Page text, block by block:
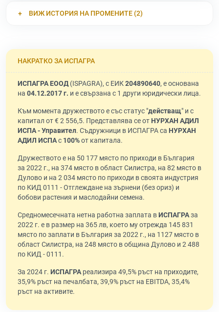
ВИЖ ИСТОРИЯ НА ПРОМЕНИТЕ (2)
НАКРАТКО ЗА ИСПАГРА
ИСПАГРА ЕООД(ISPAGRA), с ЕИК204890640, е основана
на 04.12.2017 г. и е свързана с 1 други юридически лица.
Към момента дружеството е със статус "действащ" и с
капитал от € 2 556,5. Представлява се от НУРХАН АДИЛ
ИСПА - Управител. Съдружници в ИСПАГРА са НУРХАН
АДИЛ ИСПАс 100%от капитала.
Дружеството е на 50 177 място по приходи в България
за 2022 г., на 374 място в област Силистра, на 82 място в
Дулово и на 2 034 място по приходи в своята индустрия
по КИД 0111 - Отглеждане на зърнени (без ориз) и
бобови растения и маслодайни семена.
Средномесечната нетна работна заплата вИСПАГРАза
2022 г. е в размер на 365 лв, което му отрежда 145 831
място по заплати в България за 2022 г., на 1127 място в
област Силистра, на 248 място в община Дулово и 2 488
по КИД - 0111.
За 2024 г. ИСПАГРАреализира 49,5% ръст на приходите,
35,9% ръст на печалбата, 39,9% ръст на EBITDA, 35,4%
ръст на активите.